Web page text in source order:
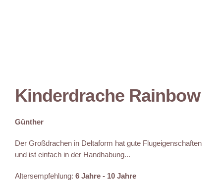
Kinderdrache Rainbow
Günther
Der Großdrachen in Deltaform hat gute Flugeigenschaften
und ist einfach in der Handhabung...
Altersempfehlung: 6 Jahre - 10 Jahre